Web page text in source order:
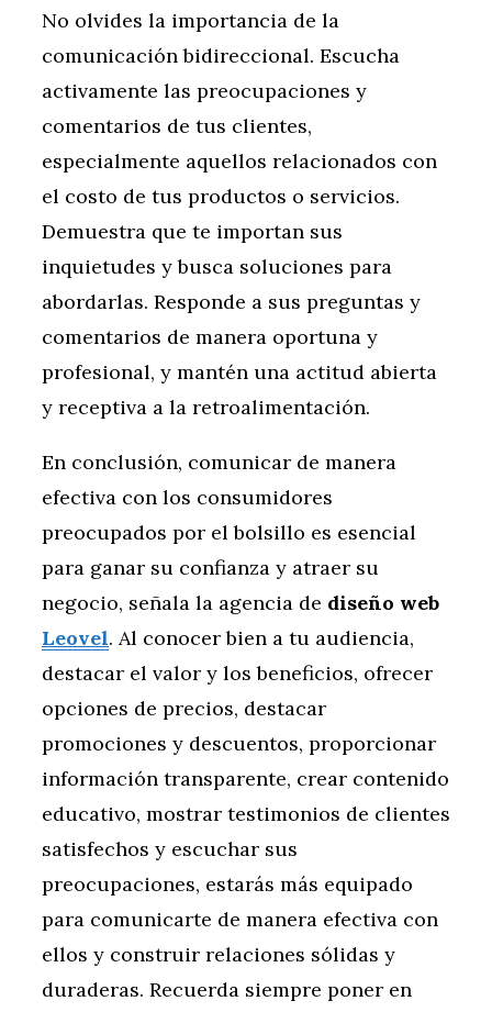
No olvides la importancia de la
comunicación bidireccional. Escucha
activamente las preocupaciones y
comentarios de tus clientes,
especialmente aquellos relacionados con
el costo de tus productos o servicios.
Demuestra que te importan sus
inquietudes y busca soluciones para
abordarlas. Responde a sus preguntas y
comentarios de manera oportuna y
profesional, y mantén una actitud abierta
y receptiva a la retroalimentación.
En conclusión, comunicar de manera
efectiva con los consumidores
preocupados por el bolsillo es esencial
para ganar su confianza y atraer su
negocio, señala la agencia de diseño web
Leovel. Al conocer bien a tu audiencia,
destacar el valor y los beneficios, ofrecer
opciones de precios, destacar
promociones y descuentos, proporcionar
información transparente, crear contenido
educativo, mostrar testimonios de clientes
satisfechos y escuchar sus
preocupaciones, estarás más equipado
para comunicarte de manera efectiva con
ellos y construir relaciones sólidas y
duraderas. Recuerda siempre poner en